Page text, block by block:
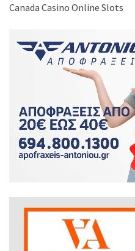
Canada Casino Online Slots